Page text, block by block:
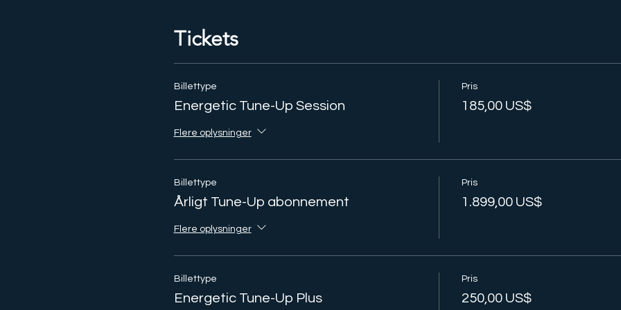
Tickets
Billettype
Energetic Tune-Up Session
Flere oplysninger
Pris
185,00 US$
Billettype
Årligt Tune-Up abonnement
Flere oplysninger
Pris
1.899,00 US$
Billettype
Energetic Tune-Up Plus
Pris
250,00 US$